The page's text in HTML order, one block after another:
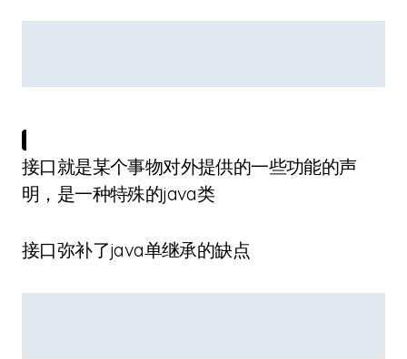
接口就是某个事物对外提供的一些功能的声
明，是一种特殊的java类
接口弥补了java单继承的缺点